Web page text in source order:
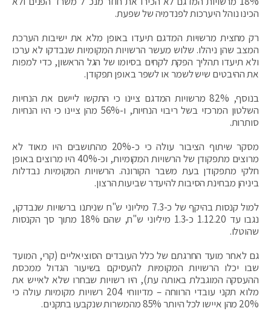
הכינו נוהל היערכות לפנדמיה של שפעת.
רק מחצית מרשויות המדגם תיעדו באופן מלא את ישיבות הערכת
המצב שהן ניהלו. שלוש מעשר הרשויות המקומיות שנבדקו לא ערכו
ולא תיעדו תהליך הפקת לקחים בסיומו של הגל הראשון, כדי למפות
את ההיבטים שיש לשמר או לשפר באופן תפקודן.
בנוסף, 82% מרשויות המדגם ציינו כי התקשו ליישם את הנחיות
השלטון המרכזי בשל ריבוי הנחיות, ו-56% מהן ציינו כי היו הנחיות
סותרות.
מסקר שיתוף הציבור עולה כי כ-20% מהתושבים היו מאוד לא
מרוצים מתפקודן של הרשויות המקומיות, וכ-40% היו מרוצים באופן
חלקי מתפקודן בעת משבר הקורונה. הרשויות המקומיות נבדלות
ביניהן מבחינת הסיבות להיעדר שביעות הרצון.
למול קנסות בהיקף של כ-7.3 מיליוני ש"ח שניתנו ברשויות שנבדקו,
נגבו עד 1.12.20 כ-1.3 מיליוני ש"ח, שהם 18% מתוך סך הקנסות
שהוטלו.
גם לאחר מועד החרגתם של כלל העובדים הסוציאליים (קרי, המועד
שבו יכלו הרשויות המקומיות להעסיקם בשיעור הגדול ממכסת
ההעסקה המוגבלת באותה עת), היו רשויות שבחרו שלא לאייש את
מלוא תקני עובדי הרווחה – מדיווחי 204 רשויות מקומיות עולה כי
20% מהן איישו לכל היותר 85% מהמשרות שנקבעו בתקנים.